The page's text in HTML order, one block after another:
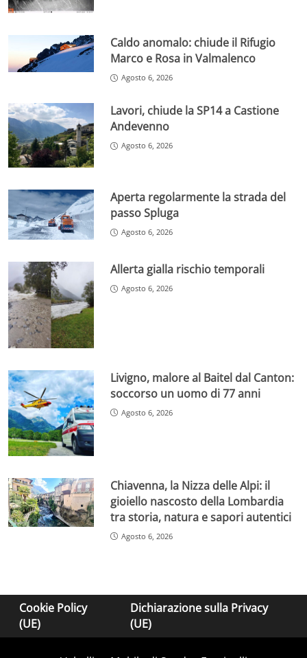
Caldo anomalo: chiude il Rifugio
Marco e Rosa in Valmalenco
Agosto 6, 2026
Lavori, chiude la SP14 a Castione
Andevenno
Agosto 6, 2026
Aperta regolarmente la strada del
passo Spluga
Agosto 6, 2026
Allerta gialla rischio temporali
Agosto 6, 2026
Livigno, malore al Baitel dal Canton:
soccorso un uomo di 77 anni
Agosto 6, 2026
Chiavenna, la Nizza delle Alpi: il
gioiello nascosto della Lombardia
tra storia, natura e sapori autentici
Agosto 6, 2026
Cookie Policy
(UE)
Dichiarazione sulla Privacy
(UE)